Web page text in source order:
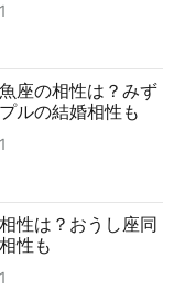
座の相性は？みず
ルの結婚相性も
性は？おうし座同
性も